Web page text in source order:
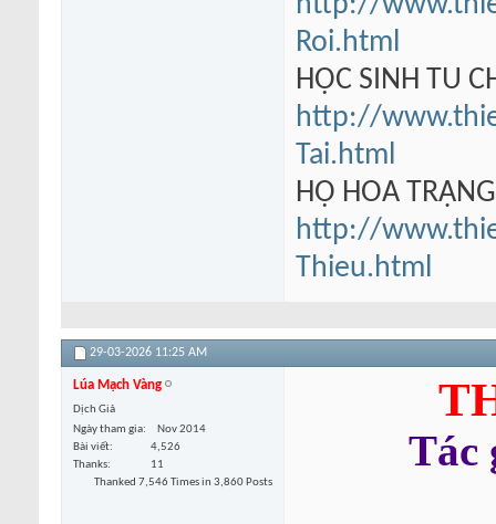
Roi.html
HỌC SINH TU
http://
Tai.html
HỘ HOA
http://
Thieu.html
29-03-2026 11:25 AM
Lúa Mạch Vàng
Dịch Giả
Ngày tham gia
Nov 2014
Bài viết
4,526
Thanks
11
Thanked 7,546 Times in 3,860 Posts
Tác